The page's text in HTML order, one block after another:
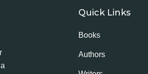
Quick Links
Books
Authors